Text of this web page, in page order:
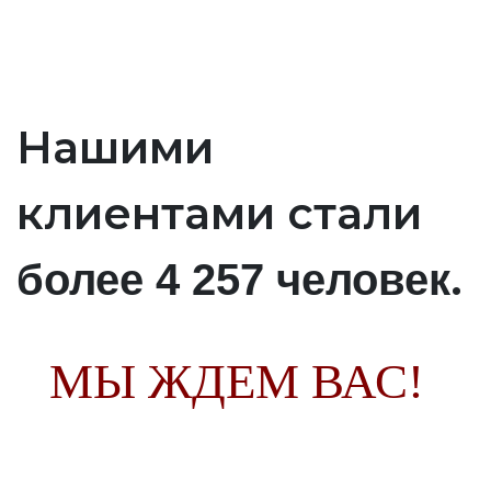
Нашими
клиентами стали
более 4 257 человек.
МЫ ЖДЕМ ВАС!